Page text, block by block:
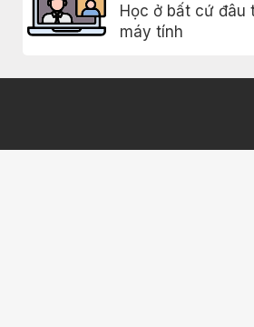
Học ở bất cứ đâu
máy tính